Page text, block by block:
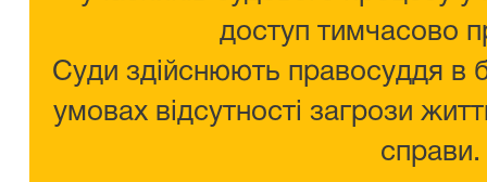
доступ тимчасово
Суди здійснюють правосуддя в
умовах відсутності загрози
справи.